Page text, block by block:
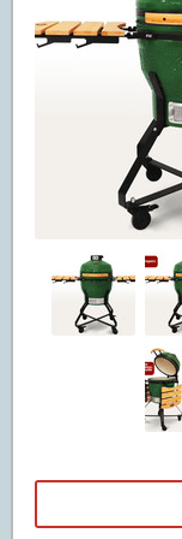
Машины смита
Свободные веса
Гантели и штанги
Реабилитация и
Инверсионные
Массажные
Массажные
Детские
ДСК из дерева(42)
Батуты
Батуты